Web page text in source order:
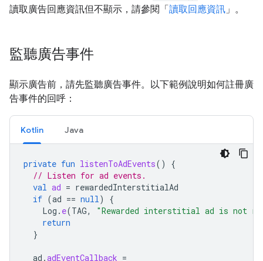
讀取廣告回應資訊但不顯示，請參閱「讀取回應資訊 」。
監聽廣告事件
顯示廣告前，請先監聽廣告事件。以下範例說明如何註冊廣
告事件的回呼：
Kotlin Java
private fun listenToAdEvents()
{
// Listen for ad events.
val ad = rewardedInterstitialAd
if (ad == null)
{
Log . e(TAG,
"Rewarded interstitial ad is not
return
}
ad .adEventCallback =